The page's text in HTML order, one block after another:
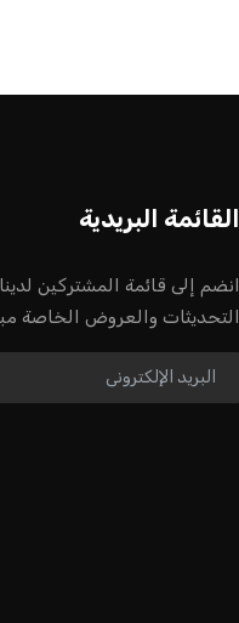
القائمة البريدية
انضم إلى قائمة المشتركين
التحديثات والعروض الخاصة